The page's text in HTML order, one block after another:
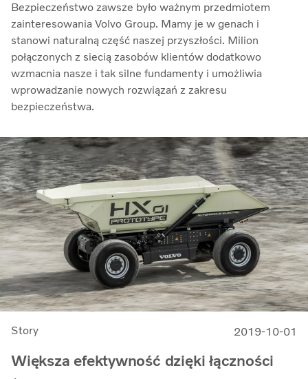
Bezpieczeństwo zawsze było ważnym przedmiotem
zainteresowania Volvo Group. Mamy je w genach i
stanowi naturalną część naszej przyszłości. Milion
połączonych z siecią zasobów klientów dodatkowo
wzmacnia nasze i tak silne fundamenty i umożliwia
wprowadzanie nowych rozwiązań z zakresu
bezpieczeństwa.
Story 2019-10-01
Większa efektywność dzięki łączności